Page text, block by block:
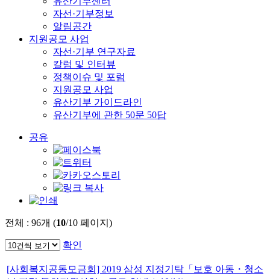
자선·기부정보
알림공간
지원공모 사업
자선·기부 연구자료
칼럼 및 인터뷰
정책이슈 및 포럼
지원공모 사업
유산기부 가이드라인
유산기부에 관한 50문 50답
공유
전체 : 96개 (10/10 페이지)
확인
[사회복지공동모금회] 2019 삼성 지정기탁「보호 아동・청소